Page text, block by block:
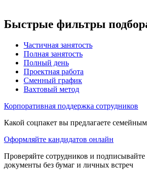
Быстрые фильтры
Частичная занятость
Полная занятость
Полный день
Проектная работа
Сменный график
Вахтовый метод
Корпоративная поддержка сотрудников
Какой соцпакет вы предлагаете
Оформляйте кандидатов онлайн
Проверяйте сотрудников и
документы без бумаг и личных встреч